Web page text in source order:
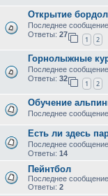
Открытие
Последнее сообщение
Ответы: 27
1 2
Горнолыжные
Последнее сообщение
Ответы: 32
1 2
Обучение
Последнее сообщение
Есть ли здесь
Последнее сообщение
Ответы: 14
Пейнтбол
Последнее сообщение
Ответы: 2